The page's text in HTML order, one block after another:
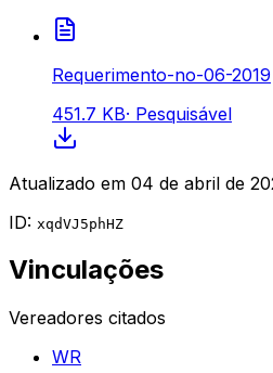
Requerimento-no-06-2019
451.7 KB· Pesquisável
Atualizado em 04 de abril de
ID: xqdVJ5phHZ
Vinculações
Vereadores citados
WR